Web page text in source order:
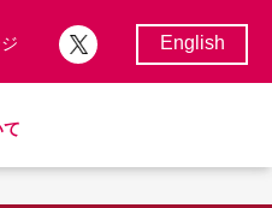
English